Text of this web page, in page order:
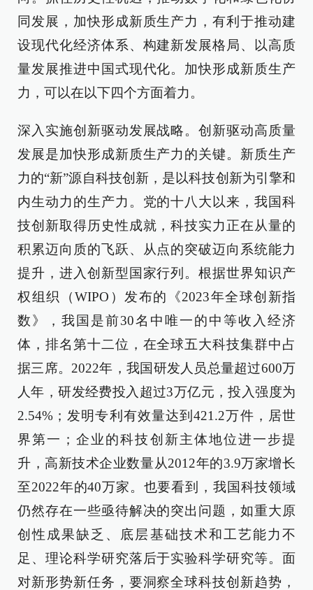
同发展，加快形成新质生产力，有利于推动建
设现代化经济体系、构建新发展格局、以高质
量发展推进中国式现代化。加快形成新质生产
力，可以在以下四个方面着力。
深入实施创新驱动发展战略。创新驱动高质量
发展是加快形成新质生产力的关键。新质生产
力的“新”源自科技创新，是以科技创新为引擎和
内生动力的生产力。党的十八大以来，我国科
技创新取得历史性成就，科技实力正在从量的
积累迈向质的飞跃、从点的突破迈向系统能力
提升，进入创新型国家行列。根据世界知识产
权组织（WIPO）发布的《2023年全球创新指
数》，我国是前30名中唯一的中等收入经济
体，排名第十二位，在全球五大科技集群中占
据三席。2022年，我国研发人员总量超过600万
人年，研发经费投入超过3万亿元，投入强度为
2.54%；发明专利有效量达到421.2万件，居世
界第一；企业的科技创新主体地位进一步提
升，高新技术企业数量从2012年的3.9万家增长
至2022年的40万家。也要看到，我国科技领域
仍然存在一些亟待解决的突出问题，如重大原
创性成果缺乏、底层基础技术和工艺能力不
足、理论科学研究落后于实验科学研究等。面
对新形势新任务，要洞察全球科技创新趋势，